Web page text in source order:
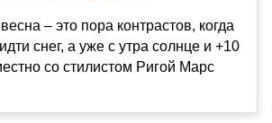
– это пора контрастов, когда
снег, а уже с утра солнце и +10
со стилистом Ригой Марс